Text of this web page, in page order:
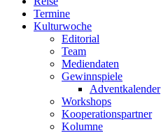
Termine
Kulturwoche
Editorial
Team
Mediendaten
Gewinnspiele
Adventkalender
Workshops
Kooperationspartner
Kolumne